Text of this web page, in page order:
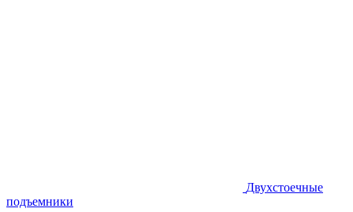
Двухстоечные
подъемники